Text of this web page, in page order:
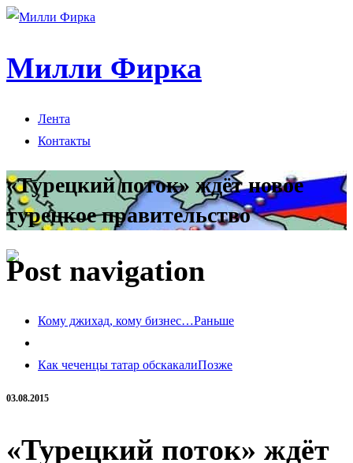
Милли Фирка
Лента
Контакты
«Турецкий поток» ждёт новое
турецкое правительство
Post navigation
Кому джихад, кому бизнес…Раньше
Как чеченцы татар обскакалиПозже
03.08.2015
«Турецкий поток» ждёт